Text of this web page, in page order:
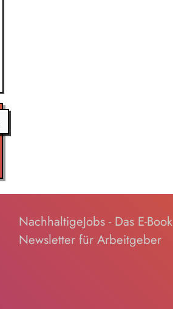
NachhaltigeJobs - Das E-Book
Newsletter für Arbeitgeber